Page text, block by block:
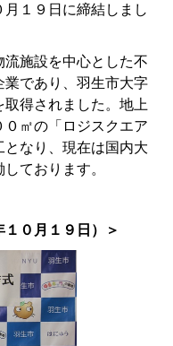
１９日に締結しまし
施設を中心とした不
であり、羽生市大字
得されました。地上
０㎡の「ロジスクエア
なり、現在は国内大
ております。
０月１９日）＞